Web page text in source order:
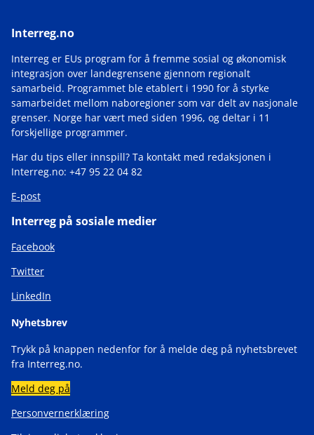
Interreg.no
Interreg er EUs program for å fremme sosial og økonomisk
integrasjon over landegrensene gjennom regionalt
samarbeid. Programmet ble etablert i 1990 for å styrke
samarbeidet mellom naboregioner som var delt av nasjonale
grenser. Norge har vært med siden 1996, og deltar i 11
forskjellige programmer.
Har du tips eller innspill? Ta kontakt med redaksjonen i
Interreg.no: +47 95 22 04 82
E-post
Interreg på sosiale medier
Facebook
Twitter
LinkedIn
Nyhetsbrev
Trykk på knappen nedenfor for å melde deg på nyhetsbrevet
fra Interreg.no.
Meld deg på
Personvernerklæring